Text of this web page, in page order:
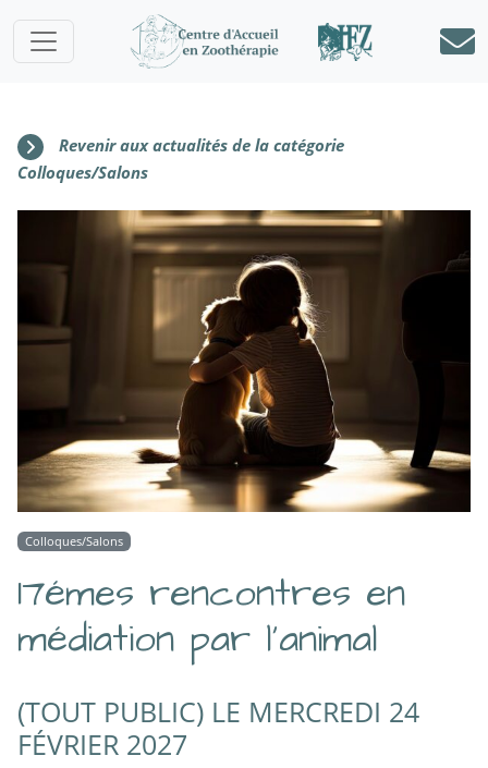
Revenir aux actualités de la catégorie
Colloques/Salons
Colloques/Salons
17émes rencontres en
médiation par l'animal
(TOUT PUBLIC) LE MERCREDI 24
FÉVRIER 2027